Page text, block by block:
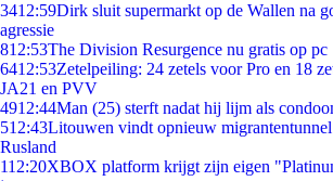
3412:59Dirk sluit supermarkt op de Wallen na
agressie
812:53The Division Resurgence nu gratis op pc
6412:53Zetelpeiling: 24 zetels voor Pro en 18
JA21 en PVV
4912:44Man (25) sterft nadat hij lijm als
512:43Litouwen vindt opnieuw
Rusland
112:20XBOX platform krijgt zijn eigen